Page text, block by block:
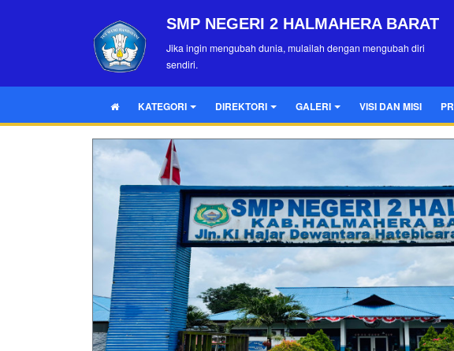
SMP NEGERI 2 HALMAHERA BARAT
Jika ingin mengubah dunia, mulailah dengan mengubah diri
sendiri.
KATEGORI DIREKTORI GALERI VISI DAN MISI